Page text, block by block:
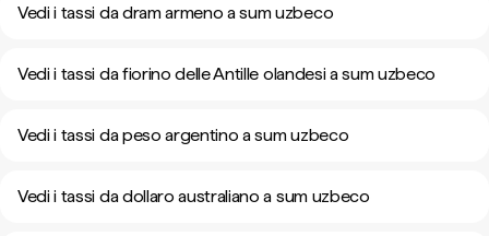
Vedi i tassi da dram armeno a sum uzbeco
Vedi i tassi da fiorino delle Antille olandesi a sum uzbeco
Vedi i tassi da peso argentino a sum uzbeco
Vedi i tassi da dollaro australiano a sum uzbeco